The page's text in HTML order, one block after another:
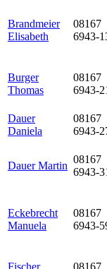
Brandmeier
Elisabeth
08167
6943-
Burger
Thomas
08167
6943-
Dauer
Daniela
08167
6943-
Dauer Martin
08167
6943-
Eckebrecht
Manuela
08167
6943-